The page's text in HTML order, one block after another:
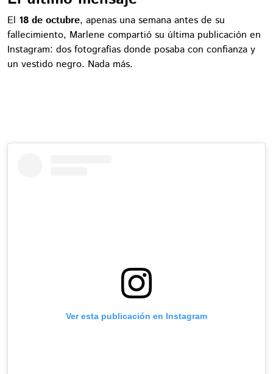
El 18 de octubre, apenas una semana antes de su
fallecimiento, Marlene compartió su última publicación en
Instagram: dos fotografías donde posaba con confianza y
un vestido negro. Nada más.
Ver esta publicación en Instagram